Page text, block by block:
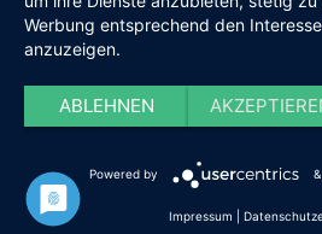
E-Mail:info [at]
Website:
Haftung
Datenschutz
Werbung entsprechend den
anzuzeigen.
ABLEHNEN
Powered by &
Impressum